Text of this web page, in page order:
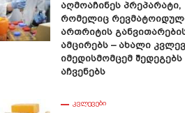
Აღმოაჩინეს Პრეპარატი,
Რომელიც
Ართრიტის
Ამცირებს – Ახალი
Იმედისმომცემ Შედეგებს
Აჩვენებს
ᲙᲕᲚᲔᲕᲔᲑᲘ